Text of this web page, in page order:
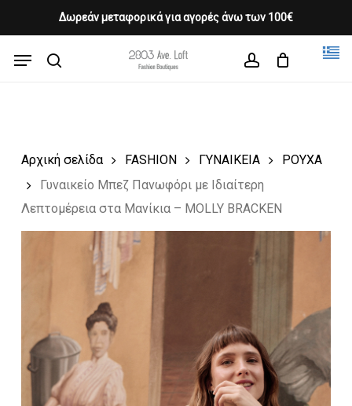
Δωρεάν μεταφορικά για αγορές άνω των 100€
content
Menu
Cart CLOSE
CART
Αρχική σελίδα FASHION ΓΥΝΑΙΚΕΙΑ
ΡΟΥΧΑ
Γυναικείο Μπεζ Πανωφόρι με Ιδιαίτερη
Λεπτομέρεια στα Μανίκια – MOLLY BRACKEN
Close